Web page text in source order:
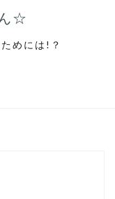
☆
めには!？